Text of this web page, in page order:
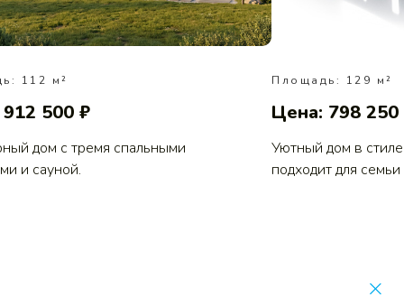
112 м²
500 ₽
дом с тремя спальными
и сауной.
Площадь: 129 м²
Цена: 798 250
Уютный дом в
подходит для